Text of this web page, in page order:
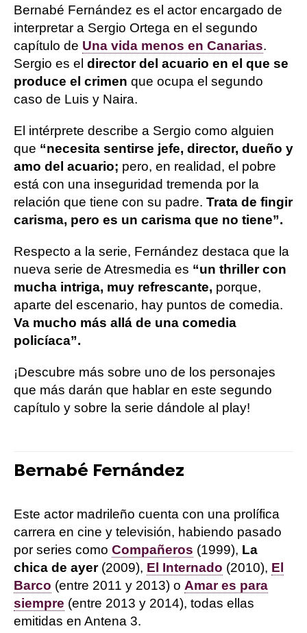
Bernabé Fernández es el actor encargado de
interpretar a Sergio Ortega en el segundo
capítulo de Una vida menos en Canarias.
Sergio es el director del acuario en el que se
produce el crimen que ocupa el segundo
caso de Luis y Naira.
El intérprete describe a Sergio como alguien
que “necesita sentirse jefe, director, dueño y
amo del acuario; pero, en realidad, el pobre
está con una inseguridad tremenda por la
relación que tiene con su padre. Trata de fingir
carisma, pero es un carisma que no tiene”.
Respecto a la serie, Fernández destaca que la
nueva serie de Atresmedia es “un thriller con
mucha intriga, muy refrescante, porque,
aparte del escenario, hay puntos de comedia.
Va mucho más allá de una comedia
policíaca”.
¡Descubre más sobre uno de los personajes
que más darán que hablar en este segundo
capítulo y sobre la serie dándole al play!
Bernabé Fernández
Este actor madrileño cuenta con una prolífica
carrera en cine y televisión, habiendo pasado
por series como Compañeros (1999), La
chica de ayer(2009), El Internado (2010), El
Barco (entre 2011 y 2013) o Amar es para
siempre (entre 2013 y 2014), todas ellas
emitidas en Antena 3.